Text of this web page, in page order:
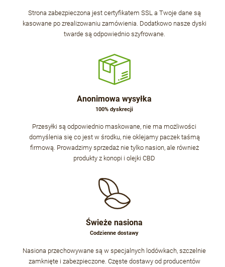
Strona zabezpieczona jest certyfikatem SSL a Twoje dane są
kasowane po zrealizowaniu zamówienia. Dodatkowo nasze dyski
twarde są odpowiednio szyfrowane.
Anonimowa wysyłka
100% dyskrecji
Przesyłki są odpowiednio maskowane, nie ma możliwości
domyślenia się co jest w środku, nie oklejamy paczek taśmą
firmową. Prowadzimy sprzedaż nie tylko nasion, ale również
produkty z konopi i olejki CBD
Świeże nasiona
Codzienne dostawy
Nasiona przechowywane są w specjalnych lodówkach, szczelnie
zamknięte i zabezpieczone. Częste dostawy od producentów